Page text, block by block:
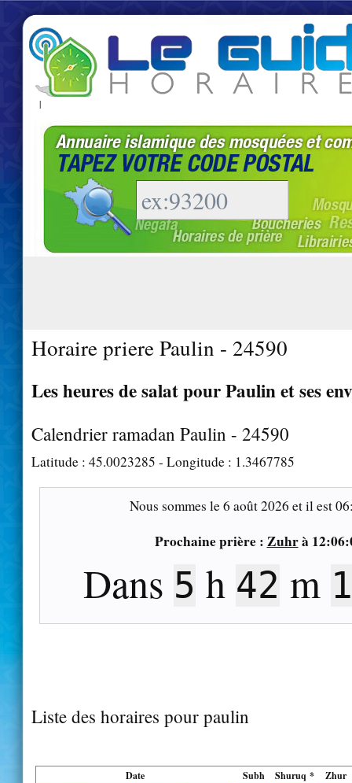
|
Horaire priere Paulin - 24590
Les heures de salat pour Paulin et ses
Calendrier ramadan Paulin - 24590
Latitude : 45.0023285 - Longitude : 1.3467785
Nous sommes le6 août 2026 et il est
Prochaine prière : Zuhrà
Dans 5 h 42 m
Liste des horaires pour paulin
Date Subh Shuruq * Zhur